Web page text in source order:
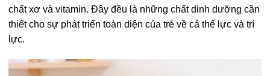
chất xơ và vitamin. Đây đều là những chất dinh dưỡng cần
thiết cho sự phát triển toàn diện của trẻ về cả thể lực và trí
lực.